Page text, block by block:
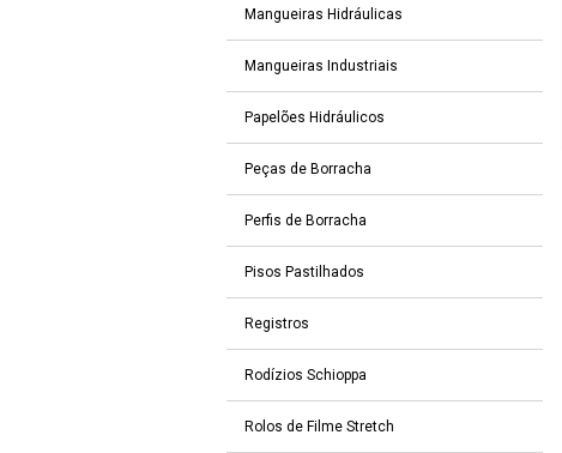
Mangueiras Hidráulicas
Mangueiras Industriais
Papelões Hidráulicos
Peças de Borracha
Perfis de Borracha
Pisos Pastilhados
Registros
Rodízios Schioppa
Rolos de Filme Stretch